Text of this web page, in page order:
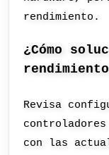
rendimiento.
¿Cómo
Revisa
con las